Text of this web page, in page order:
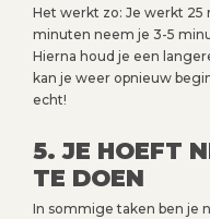
Het werkt zo: Je werkt 25
minuten neem je 3-5
Hierna houd je een
kan je weer opnieuw
echt!
5. JE HOEFT
TE DOEN
In sommige taken ben je